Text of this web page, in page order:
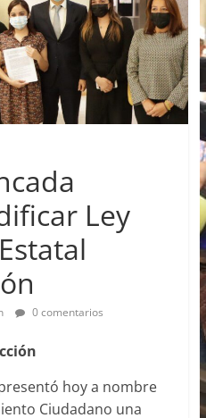
Ley
0 comentarios
hoy a nombre
Ciudadano una